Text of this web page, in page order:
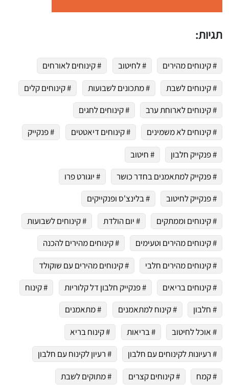
תגיות:
# קינוחים מהירים # לחיטוב
# קינוחים לאורחים
# קינוחים לשבת
# מתכונים לשבועות
# קינוחים קלים
# קינוחים לארוחת ערב
# קינוחים לחגים
# קינוחים לא משמינים
# קינוחים דיאטטים
# פנקייק
# פנקייק חלבון
# חיטוב
# פנקייק למתאמנים בחדר כושר
# יוגורט פרו
# פנקייק לחיטוב
# בלינצ'ס ופנקייקים
# קינוחים וממתקים
# יום הולדת
# קינוחים לשבועות
# קינוחים מהירים וטעימים
# קינוחים מהירים להכנה
# קינוחים מהירים חלבי
# קינוחים מהירים עם שוקולד
# קינוחים בריאים
# פנקייק חלבון דל קלוריות
# קינוח
# חלבון
# קינוח למתאמנים
# מתאמנים
# אוכל לחיטוב
# בריאות
# קינוח בריא
# רעיונות לקינוחים עם חלבון
# רעיון לקינוח עם חלבון
# קמח
# קינוחים קצרים
# מתוקים לשבת